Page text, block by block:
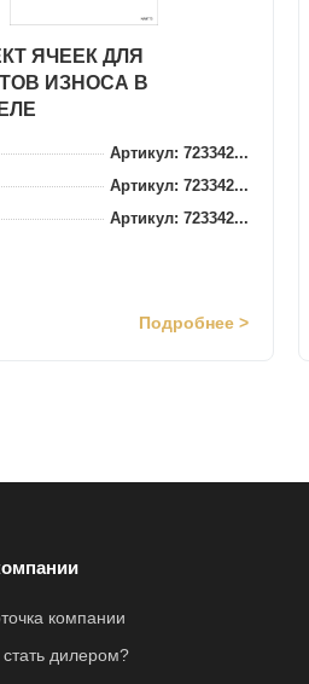
ЯЧЕЕК ДЛЯ
ИЗНОСА В
Артикул: 723342...
Артикул: 723342...
Артикул: 723342...
Подробнее >
компании
стать дилером?